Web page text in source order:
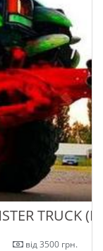
TRUCK
від 3500 грн.